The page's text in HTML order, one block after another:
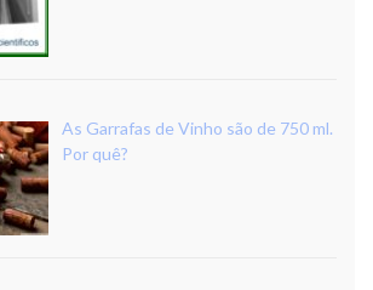
As Garrafas de Vinho são de 750 ml.
Por quê?